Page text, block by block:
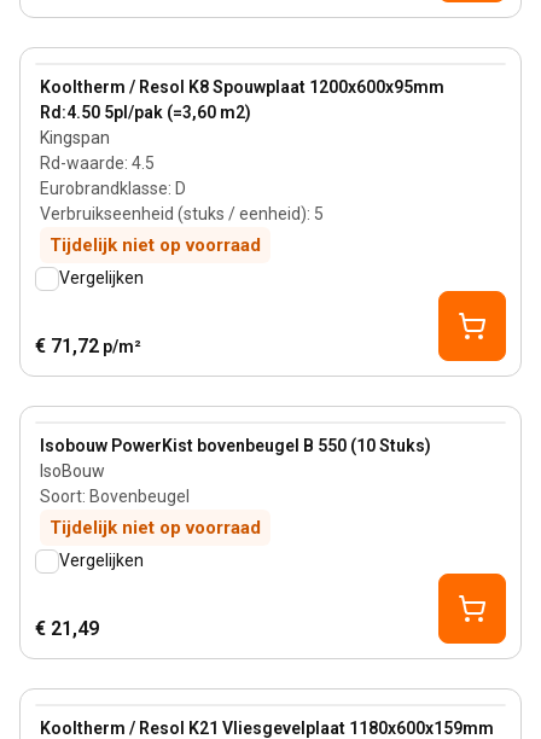
Kooltherm / Resol K8 Spouwplaat 1200x600x95mm
Rd:4.50 5pl/pak (=3,60 m2)
Kingspan
Rd-waarde: 4.5
Eurobrandklasse: D
Verbruikseenheid (stuks / eenheid): 5
Tijdelijk niet op voorraad
View product
Vergelijken
€ 71,72 p/m²
Isobouw PowerKist bovenbeugel B 550 (10 Stuks)
IsoBouw
Soort: Bovenbeugel
Tijdelijk niet op voorraad
View product
Vergelijken
€ 21,49
Kooltherm / Resol K21 Vliesgevelplaat 1180x600x159mm
View product